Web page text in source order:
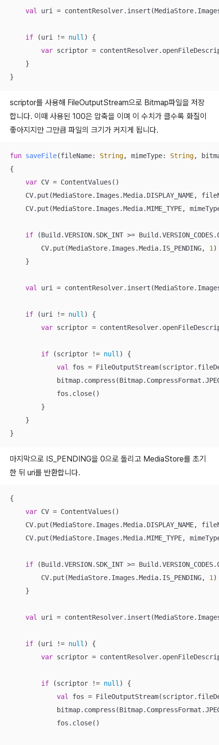
val uri =
if (uri != null ) {
var scriptor =
    }
}
scriptor를 사용해 FileOutputStream으로 Bitmap파일을 저장
합니다. 이때 사용된 100은 압축을 이며 이 수치가 클수록 화질이
좋아지지만 그만큼 파일의 크기가 커지게 됩니다.
fun saveFile(fileName: String, mimeType: String,
{
var CV = ContentValues()
CV.put(MediaStore.Images.Media.DISPLAY_NAME,
CV.put(MediaStore.Images.Media.MIME_TYPE,
if (Build.VERSION.SDK_INT >=
        CV.put(MediaStore.Images.Media.IS_PENDING,
1 )
    }
val uri =
if (uri != null ) {
var scriptor =
if (scriptor != null ) {
val
fos =
            fos.close()
        }
    }
}
마지막으로 IS_PENDING을 0으로 돌리고 MediaStore를 초기
한 뒤 uri를 반환합니다.
{
var CV = ContentValues()
CV.put(MediaStore.Images.Media.DISPLAY_NAME,
CV.put(MediaStore.Images.Media.MIME_TYPE,
if (Build.VERSION.SDK_INT >=
        CV.put(MediaStore.Images.Media.IS_PENDING,
1 )
    }
val uri =
if (uri != null ) {
var scriptor =
if (scriptor != null ) {
val
fos =
            fos.close()